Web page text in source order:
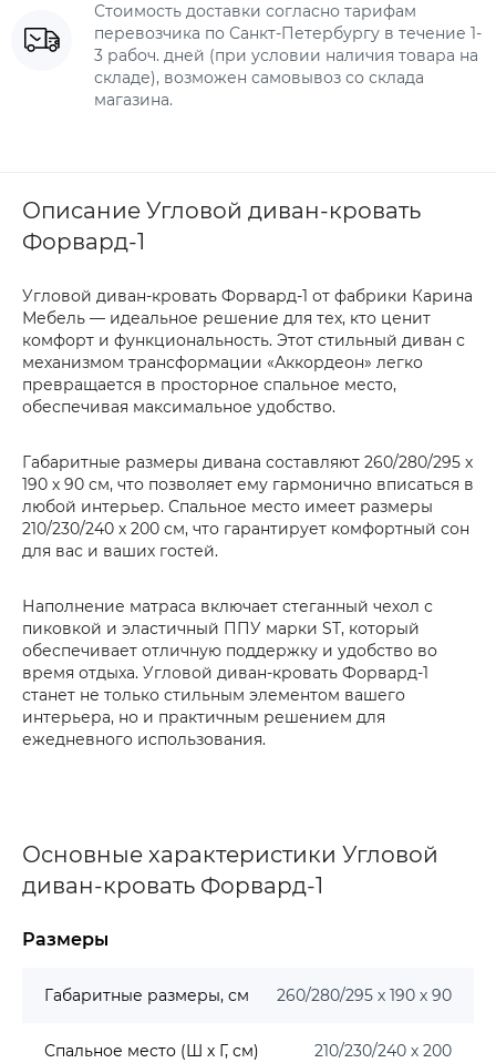
Стоимость доставки согласно тарифам
перевозчика по Санкт-Петербургу в течение 1-
3 рабоч. дней (при условии наличия товара на
складе), возможен самовывоз со склада
магазина.
Описание Угловой диван-кровать
Форвард-1
Угловой диван-кровать Форвард-1 от фабрики Карина
Мебель — идеальное решение для тех, кто ценит
комфорт и функциональность. Этот стильный диван с
механизмом трансформации «Аккордеон» легко
превращается в просторное спальное место,
обеспечивая максимальное удобство.
Габаритные размеры дивана составляют 260/280/295 х
190 х 90 см, что позволяет ему гармонично вписаться в
любой интерьер. Спальное место имеет размеры
210/230/240 х 200 см, что гарантирует комфортный сон
для вас и ваших гостей.
Наполнение матраса включает стеганный чехол с
пиковкой и эластичный ППУ марки ST, который
обеспечивает отличную поддержку и удобство во
время отдыха. Угловой диван-кровать Форвард-1
станет не только стильным элементом вашего
интерьера, но и практичным решением для
ежедневного использования.
Основные характеристики Угловой
диван-кровать Форвард-1
Размеры
Габаритные размеры, см 260/280/295 х 190 х 90
Спальное место (Ш х Г, см) 210/230/240 х 200